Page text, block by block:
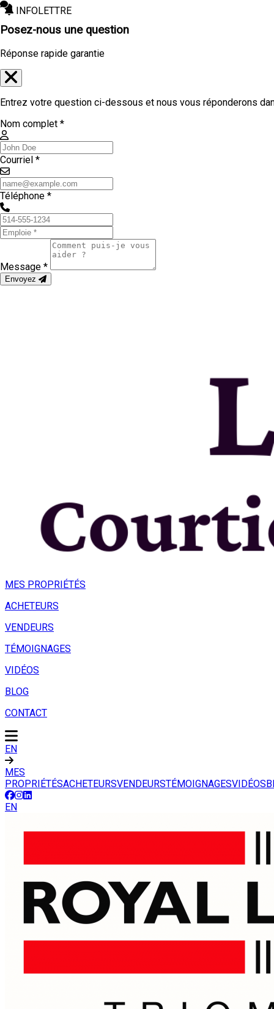
INFOLETTRE
MES PROPRIÉTÉS
ACHETEURS
VENDEURS
TÉMOIGNAGES
VIDÉOS
BLOG
CONTACT
EN
MES
PROPRIÉTÉSACHETEURSVENDEURSTÉMOIGNAGESVIDÉOS
EN
Posez-nous une question
Réponse rapide garantie
Entrez votre question ci-dessous et nous vous réponderons
Nom complet *
Courriel *
Téléphone *
Message *
Envoyez